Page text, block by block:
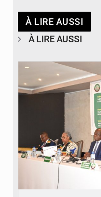
À LIRE AUSSI
À LIRE AUSSI